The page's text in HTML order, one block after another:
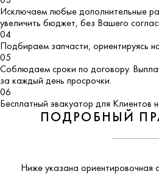
Исключаем любые дополнительные
увеличить бюджет, без Вашего
04
Подбираем запчасти, ориентируясь
05
Соблюдаем сроки по договору.
за каждый день просрочки.
06
Бесплатный эвакуатор для Клиентов
ПОДРОБНЫЙ
Ниже указана ориентировочная